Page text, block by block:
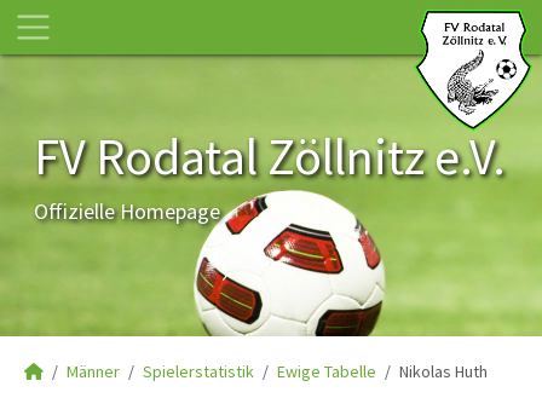
FV Rodatal Zöllnitz e.V.
Offizielle Homepage
Männer Spielerstatistik Ewige Tabelle Nikolas Huth